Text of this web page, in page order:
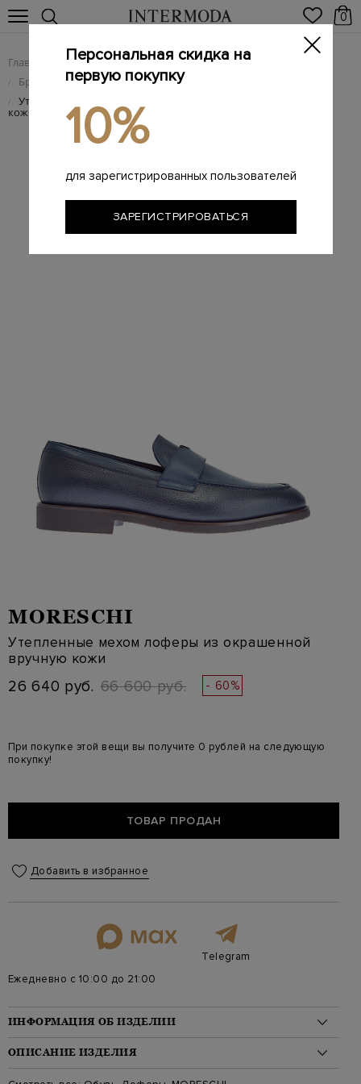
0
Главная Мужчинам / Брендовая мужская обувь
/ Брендовые мужские лоферы
/ Утепленные мехом лоферы из&nbsp;окрашенной вручную
кожи
MORESCHI
Утепленные мехом лоферы из окрашенной
вручную кожи
26 640 руб. 66 600 руб. - 60%
При покупке этой вещи вы получите 0 рублей на следующую
покупку!
ТОВАР ПРОДАН
Добавить в избранное
Telegram
Ежедневно с 10:00 до 21:00
ИНФОРМАЦИЯ ОБ ИЗДЕЛИИ
Материал: кожа 100%, мех 100%
На модели: Размер 9.5
Цвет: Синий
ОПИСАНИЕ ИЗДЕЛИЯ
Персональная скидка на
первую покупку
10%
для зарегистрированных пользователей
ЗАРЕГИСТРИРОВАТЬСЯ